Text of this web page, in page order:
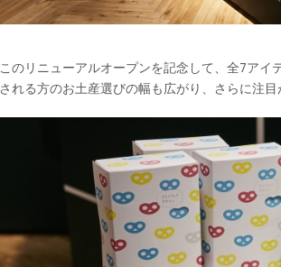
このリニューアルオープンを記念して、全7ア
される方のお土産選びの幅も広がり、さらに注目